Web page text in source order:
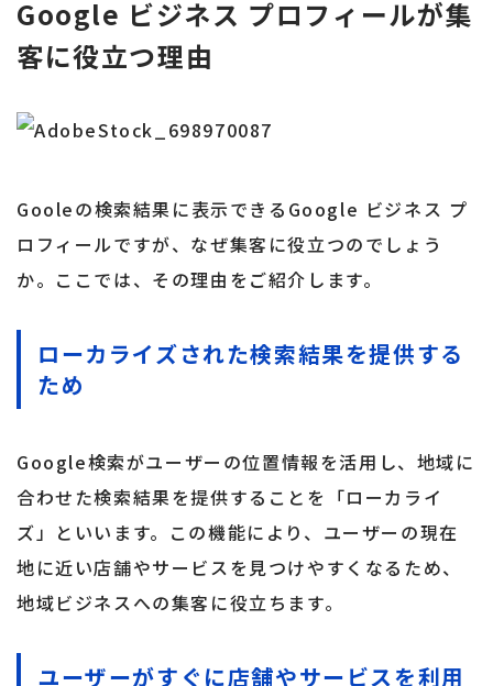
Google ビジネス プロフィールが集
客に役立つ理由
Gooleの検索結果に表示できるGoogle ビジネス プ
ロフィールですが、なぜ集客に役立つのでしょう
か。ここでは、その理由をご紹介します。
ローカライズされた検索結果を提供する
ため
Google検索がユーザーの位置情報を活用し、地域に
合わせた検索結果を提供することを「ローカライ
ズ」といいます。この機能により、ユーザーの現在
地に近い店舗やサービスを見つけやすくなるため、
地域ビジネスへの集客に役立ちます。
ユーザーがすぐに店舗やサービスを利用